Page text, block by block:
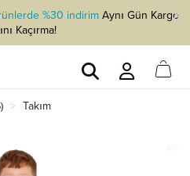
%30 indirimAynı Gün Kargo
Kaçırma!
Takım